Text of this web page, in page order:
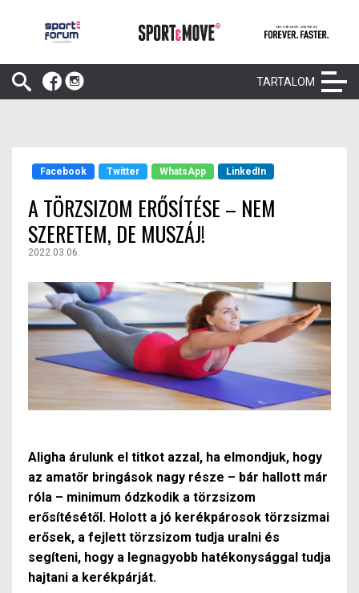
TARTALOM
Facebook Twitter WhatsApp LinkedIn
A TÖRZSIZOM ERŐSÍTÉSE – NEM
SZERETEM, DE MUSZÁJ!
2022.03.06.
Aligha árulunk el titkot azzal, ha elmondjuk, hogy
az amatőr bringások nagy része – bár hallott már
róla – minimum ódzkodik a törzsizom
erősítésétől. Holott a jó kerékpárosok törzsizmai
erősek, a fejlett törzsizom tudja uralni és
segíteni, hogy a legnagyobb hatékonysággal tudja
hajtani a kerékpárját.